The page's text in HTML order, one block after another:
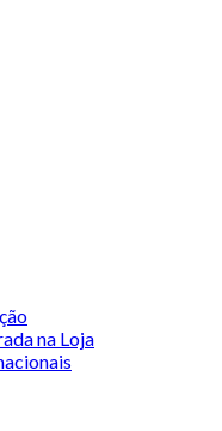
na Loja